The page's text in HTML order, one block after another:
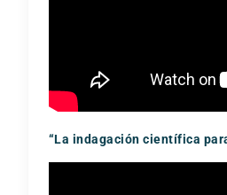
“La indagación científica